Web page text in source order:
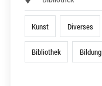
Kunst Diverses
Bibliothek Bildung